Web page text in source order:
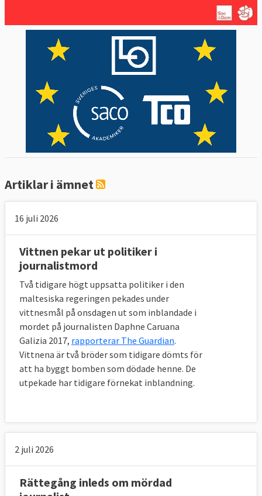
Artiklar i ämnet
16 juli 2026
Vittnen pekar ut politiker i
journalistmord
Två tidigare högt uppsatta politiker i den
maltesiska regeringen pekades under
vittnesmål på onsdagen ut som inblandade i
mordet på journalisten Daphne Caruana
Galizia 2017, rapporterar The Guardian.
Vittnena är två bröder som tidigare dömts för
att ha byggt bomben som dödade henne. De
utpekade har tidigare förnekat inblandning.
2 juli 2026
Rättegång inleds om mördad